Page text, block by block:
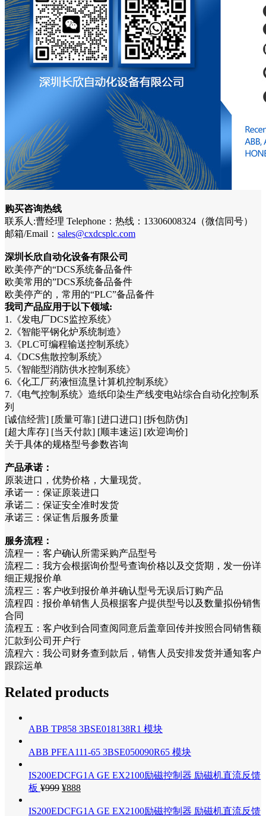
购买咨询热线
联系人:曹经理 Telephone：热线：13306008324（微信同号）
邮箱/Email： sales@cxdcsplc.com
深圳长欣自动化设备有限公司
欧美停产的“DCS系统备品备件
欧美常用的”DCS系统备品备件
欧美停产的，常用的“PLC”备品备件
我司产品应用于以下领域:
1.《发电厂DCS监控系统》
2.《智能平钢化炉系统制造》
3.《PLC可编程输送控制系统》
4.《DCS焦散控制系统》
5.《智能型消防供水控制系统》
6.《化工厂药液恒流垦计算机控制系统》
7.《电气控制系统》造纸印染生产线变电站综合自动化控制系
列
[诚信经营] [质量可靠] [进口进口] [拆包防伪]
[超大库存] [当天付款] [顺丰速运] [欢迎询价]
关于具体的规格型号参数咨询
产品承诺：
原装进口，优势价格，大量现货。
承诺一：保证原装进口
承诺二：保证安全准时发货
承诺三：保证售后服务质量
服务流程：
流程一：客户确认所需采购产品型号
流程二：我方会根据询价型号查询价格以及交货期，发一份详
细正规报价单
流程三：客户收到报价单并确认型号无误后订购产品
流程四：报价单销售人员根据客户提供型号以及数量拟份销售
合同
流程五：客户收到合同查阅同意后盖章回传并按照合同销售额
汇款到公司开户行
流程六：我公司财务查到款后，销售人员安排发货并通知客户
跟踪运单
Related products
ABB TP858 3BSE018138R1 模块
ABB PFEA111-65 3BSE050090R65 模块
IS200EDCFG1A GE EX2100励磁控制器 励磁机直流反馈
板 ¥999 ¥888
IS200EDCFG1A GE EX2100励磁控制器 励磁机直流反馈